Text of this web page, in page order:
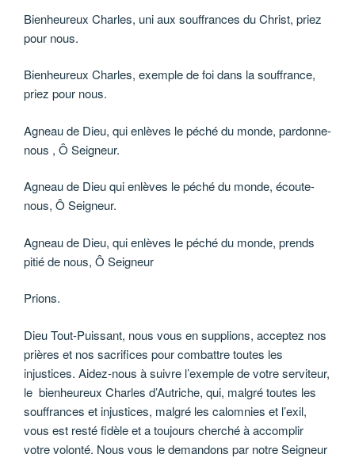
Bienheureux Charles, uni aux souffrances du Christ, priez
pour nous.
Bienheureux Charles, exemple de foi dans la souffrance,
priez pour nous.
Agneau de Dieu, qui enlèves le péché du monde, pardonne-
nous , Ô Seigneur.
Agneau de Dieu qui enlèves le péché du monde, écoute-
nous, Ô Seigneur.
Agneau de Dieu, qui enlèves le péché du monde, prends
pitié de nous, Ô Seigneur
Prions.
Dieu Tout-Puissant, nous vous en supplions, acceptez nos
prières et nos sacrifices pour combattre toutes les
injustices. Aidez-nous à suivre l’exemple de votre serviteur,
le bienheureux Charles d’Autriche, qui, malgré toutes les
souffrances et injustices, malgré les calomnies et l’exil,
vous est resté fidèle et a toujours cherché à accomplir
votre volonté. Nous vous le demandons par notre Seigneur